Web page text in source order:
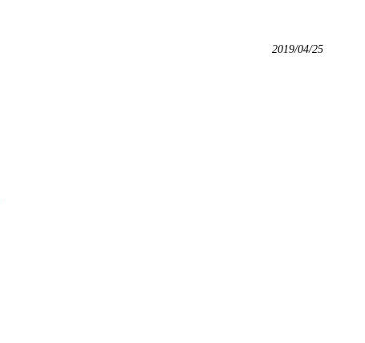
2019/04/25